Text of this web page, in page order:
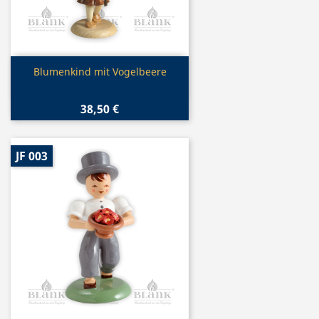
Vorschau
Blumenkind mit Vogelbeere
38,50 €
JF 003